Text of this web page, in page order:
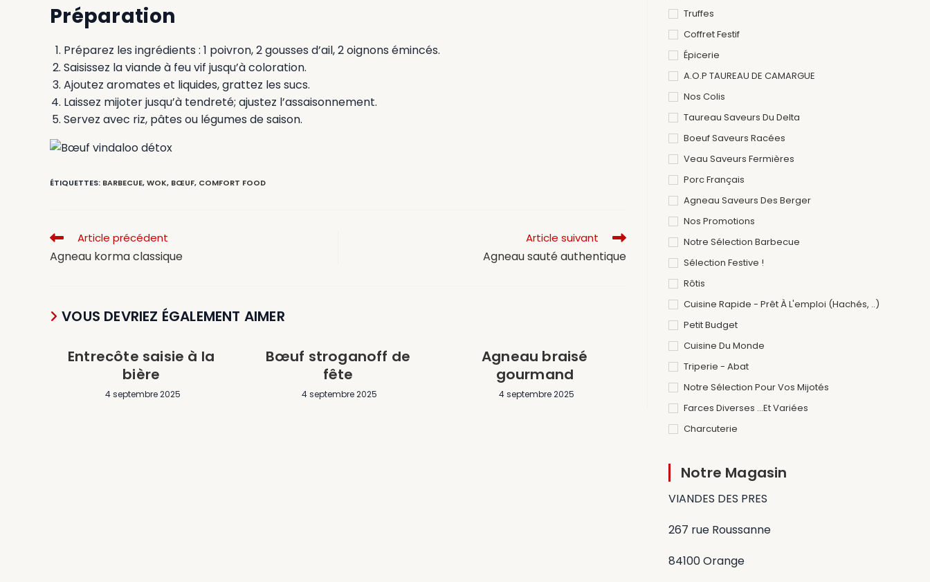
Préparation
Préparez les ingrédients : 1 poivron, 2 gousses d’ail, 2 oignons émincés.
Saisissez la viande à feu vif jusqu’à coloration.
Ajoutez aromates et liquides, grattez les sucs.
Laissez mijoter jusqu’à tendreté; ajustez l’assaisonnement.
Servez avec riz, pâtes ou légumes de saison.
ÉTIQUETTES: BARBECUE,WOK, BŒUF, COMFORT FOOD
Article précédent
Agneau korma classique
Article suivant
Agneau sauté authentique
VOUS DEVRIEZ ÉGALEMENT AIMER
Entrecôte saisie à la
bière
4 septembre 2025
Bœuf stroganoff de
fête
4 septembre 2025
Agneau braisé
gourmand
4 septembre 2025
Truffes
Coffret Festif
Épicerie
A.O.P TAUREAU DE CAMARGUE
Nos Colis
Taureau Saveurs Du Delta
Boeuf Saveurs Racées
Veau Saveurs Fermières
Porc Français
Agneau Saveurs Des Berger
Nos Promotions
Notre Sélection Barbecue
Sélection Festive !
Rôtis
Cuisine Rapide - Prêt À L'emploi (hachés, ..)
Petit Budget
Cuisine Du Monde
Triperie - Abat
Notre Sélection Pour Vos Mijotés
Farces Diverses ...et Variées
Charcuterie
Notre Magasin
VIANDES DES PRES
267 rue Roussanne
84100 Orange